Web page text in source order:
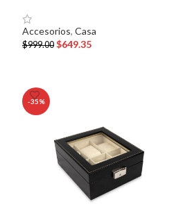
Accesorios, Casa
$999.00 $649.35
-35%